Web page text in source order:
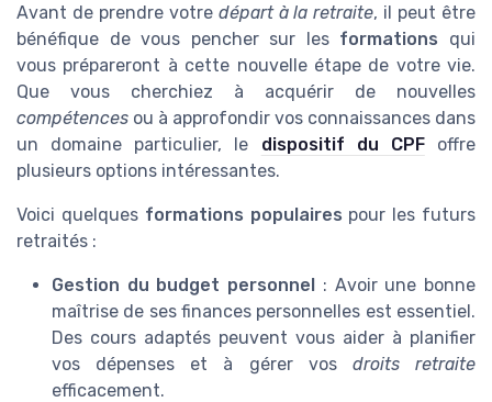
Avant de prendre votre départ à la retraite, il peut être
bénéfique de vous pencher sur les formations qui
vous prépareront à cette nouvelle étape de votre vie.
Que vous cherchiez à acquérir de nouvelles
compétences ou à approfondir vos connaissances dans
un domaine particulier, le dispositif du CPFoffre
plusieurs options intéressantes.
Voici quelques formations populaires pour les futurs
retraités :
Gestion du budget personnel : Avoir une bonne
maîtrise de ses finances personnelles est essentiel.
Des cours adaptés peuvent vous aider à planifier
vos dépenses et à gérer vos droits retraite
efficacement.